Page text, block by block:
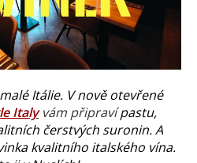
Itálie. V nově otevřené
Italyvám připravípastu,
čerstvých suronin. A
kvalitního italského vína.